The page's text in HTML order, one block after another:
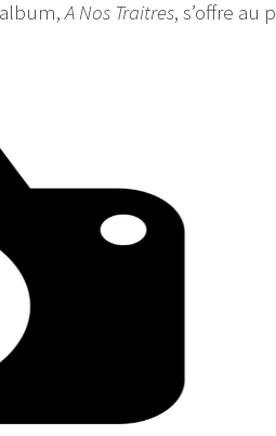
A Nos Traitres, s’offre au